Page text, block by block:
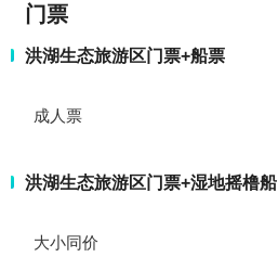
门票
洪湖生态旅游区门票+船票
成人票
洪湖生态旅游区门票+湿地摇橹船
大小同价